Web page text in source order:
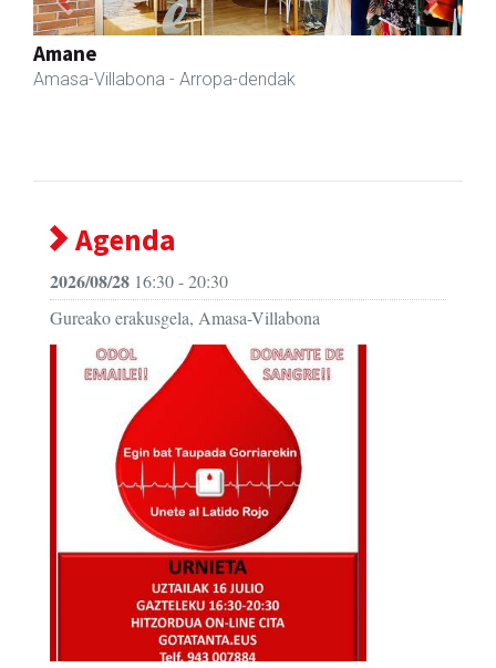
Amasa kafetegia
Amasa-Villabona - Gozotegiak
Previous Next
Agenda
2026/08/28 16:30 - 20:30
Gureako erakusgela, Amasa-Villabona